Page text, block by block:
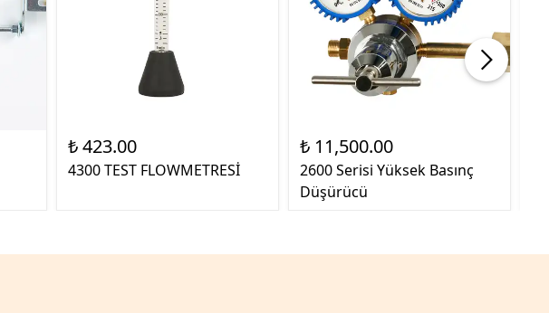
₺ 423.00
4300 TEST FLOWMETRESİ
₺ 11,500.00
2600 Serisi Yüksek Basınç
Düşürücü